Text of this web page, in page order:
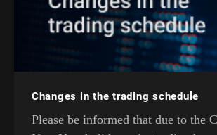
Changes in the trading schedule
Please be informed that due to the